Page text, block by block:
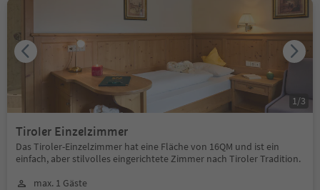
Tiroler Einzelzimmer
Das Tiroler-Einzelzimmer hat eine Fläche von 16QM und ist ein
einfach, aber stilvolles eingerichtete Zimmer nach Tiroler Tradition.
max. 1 Gäste
1/3